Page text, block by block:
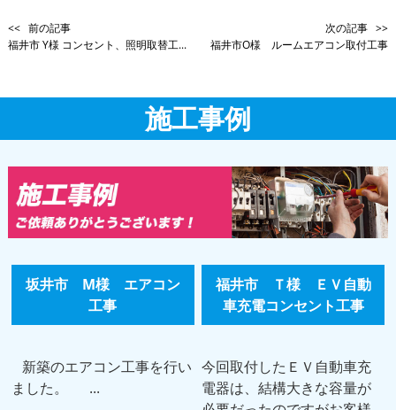
<< 前の記事
福井市 Y様 コンセント、照明取替工...
次の記事 >>
福井市O様 ルームエアコン取付工事
施工事例
坂井市 M様 エアコン
工事
新築のエアコン工事を行い
ました。 ...
福井市 Ｔ様 ＥＶ自動
車充電コンセント工事
今回取付したＥＶ自動車充
電器は、結構大きな容量が